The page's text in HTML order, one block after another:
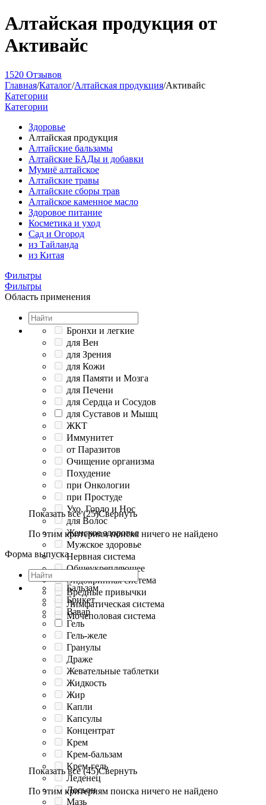
Алтайская продукция от
Активайс
1520 Отзывов
Главная/Каталог/Алтайская продукция/Активайс
Категории
Категории
Здоровье
Алтайская продукция
Алтайские бальзамы
Алтайские БАДы и добавки
Мумиё алтайское
Алтайские травы
Алтайские сборы трав
Алтайское каменное масло
Здоровое питание
Косметика и уход
Сад и Огород
из Тайланда
из Китая
Фильтры
Фильтры
Область применения
Бронхи и легкие
для Вен
для Зрения
для Кожи
для Памяти и Мозга
для Печени
для Сердца и Сосудов
для Суставов и Мышц
ЖКТ
Иммунитет
от Паразитов
Очищение организма
Похудение
при Онкологии
при Простуде
Ухо, Горло и Нос
для Волос
Женское здоровье
Мужское здоровье
Нервная система
Общеукрепляющее
Эндокринная система
Вредные привычки
Лимфатическая система
Мочеполовая система
Показать все (25)Свернуть
По этим критериям поиска ничего не найдено
Форма выпуска
Бальзам
Брикет
Взвар
Гель
Гель-желе
Гранулы
Драже
Жевательные таблетки
Жидкость
Жир
Капли
Капсулы
Концентрат
Крем
Крем-бальзам
Крем-гель
Леденец
Лосьон
Мазь
Показать все (45)Свернуть
По этим критериям поиска ничего не найдено